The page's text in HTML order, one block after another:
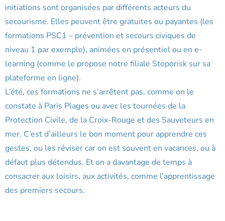
initiations sont organisées par différents acteurs du
secourisme. Elles peuvent être gratuites ou payantes (les
formations PSC1 – prévention et secours civiques de
niveau 1 par exemple), animées en présentiel ou en e-
learning (comme le propose notre filiale Stoporisk sur sa
plateforme en ligne).
L’été, ces formations ne s’arrêtent pas, comme on le
constate à Paris Plages ou avec les tournées de la
Protection Civile, de la Croix-Rouge et des Sauveteurs en
mer. C’est d’ailleurs le bon moment pour apprendre ces
gestes, ou les réviser car on est souvent en vacances, ou à
défaut plus détendus. Et on a davantage de temps à
consacrer aux loisirs, aux activités, comme l’apprentissage
des premiers secours.